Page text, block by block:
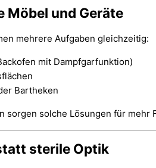
und Geräte
mehrere Aufgaben gleichzeitig:
mit Dampfgarfunktion)
Bartheken
sorgen solche Lösungen für mehr
sterile Optik